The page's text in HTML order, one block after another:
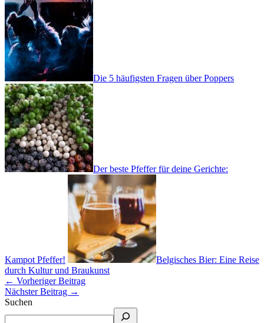
Die 5 häufigsten Fragen über Poppers
Der beste Pfeffer für deine Gerichte:
Kampot Pfeffer!
Belgisches Bier: Eine Reise
durch Kultur und Braukunst
← Vorheriger Beitrag
Nächster Beitrag →
Suchen